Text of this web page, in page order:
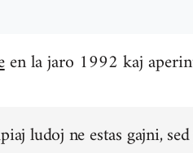
en la jaro 1992 kaj
ludoj ne estas gajni,